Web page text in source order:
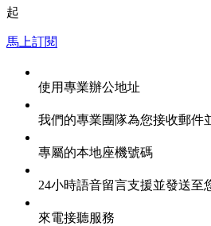
起
馬上訂閱
使用專業辦公地址
我們的專業團隊為您接收郵件
專屬的本地座機號碼
24小時語音留言支援並發送至
來電接聽服務